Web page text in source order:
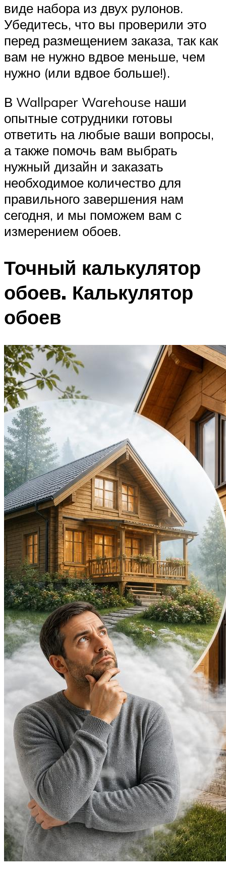
виде набора из двух рулонов.
Убедитесь, что вы проверили это
перед размещением заказа, так как
вам не нужно вдвое меньше, чем
нужно (или вдвое больше!).
В Wallpaper Warehouse наши
опытные сотрудники готовы
ответить на любые ваши вопросы,
а также помочь вам выбрать
нужный дизайн и заказать
необходимое количество для
правильного завершения нам
сегодня, и мы поможем вам с
измерением обоев.
Точный калькулятор
обоев. Калькулятор
обоев